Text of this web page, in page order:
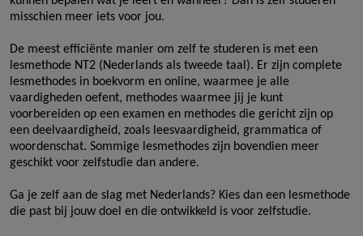
misschien meer iets voor jou.
De meest efficiënte manier om zelf te studeren is met een
lesmethode NT2 (Nederlands als tweede taal). Er zijn complete
lesmethodes in boekvorm en online, waarmee je alle
vaardigheden oefent, methodes waarmee jij je kunt
voorbereiden op een examen en methodes die gericht zijn op
een deelvaardigheid, zoals leesvaardigheid, grammatica of
woordenschat. Sommige lesmethodes zijn bovendien meer
geschikt voor zelfstudie dan andere.
Ga je zelf aan de slag met Nederlands? Kies dan een lesmethode
die past bij jouw doel en die ontwikkeld is voor zelfstudie.